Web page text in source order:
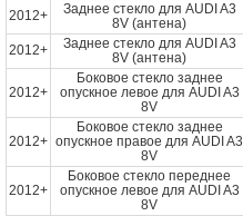
2012+
Заднее стекло для AUDI A3
8V (антена)
2012+
Заднее стекло для AUDI A3
8V (антена)
2012+
Боковое стекло заднее
опускное левое для AUDI A3
8V
2012+
Боковое стекло заднее
опускное правое для AUDI A3
8V
2012+
Боковое стекло переднее
опускное левое для AUDI A3
8V